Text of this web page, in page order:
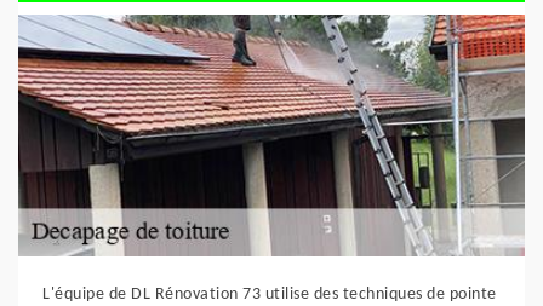
L'équipe de DL Rénovation 73 utilise des techniques de pointe